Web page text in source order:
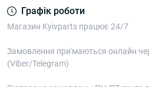
Графік роботи
Магазин Kyivparts працює 24/7
Замовлення при'маються онлайн
(Viber/Telegram)